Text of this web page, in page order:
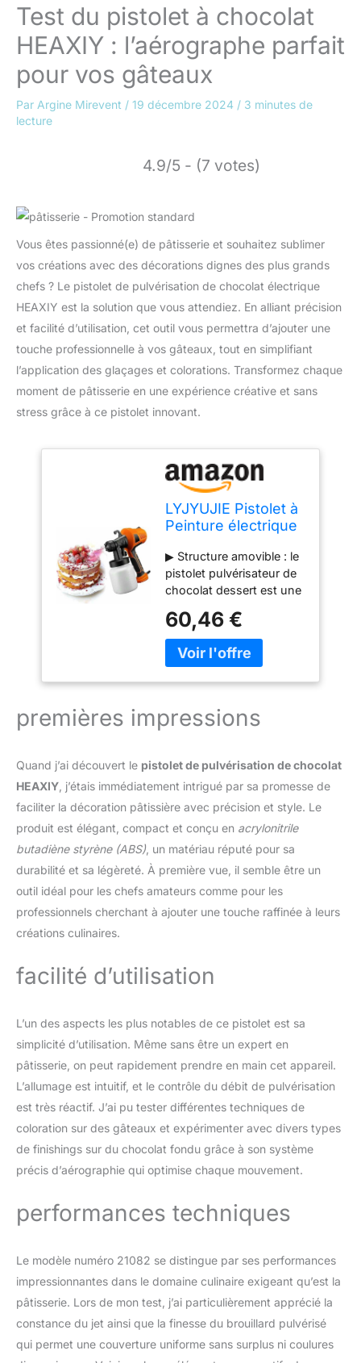
Test du pistolet à chocolat
HEAXIY : l’aérographe parfait
pour vos gâteaux
Par Argine Mirevent / 19 décembre 2024 / 3 minutes de
lecture
4.9/5 - (7 votes)
Vous êtes passionné(e) de pâtisserie et souhaitez sublimer
vos créations avec des décorations dignes des plus grands
chefs ? Le pistolet de pulvérisation de chocolat électrique
HEAXIY est la solution que vous attendiez. En alliant précision
et facilité d’utilisation, cet outil vous permettra d’ajouter une
touche professionnelle à vos gâteaux, tout en simplifiant
l’application des glaçages et colorations. Transformez chaque
moment de pâtisserie en une expérience créative et sans
stress grâce à ce pistolet innovant.
LYJYUJIE Pistolet à
Peinture électrique
de décoration de
gâteaux avec 3
Motifs, kit de
décoration
aérographe pour
pâtisserie, Peinture
Latex
Domestique~/
▶ Structure amovible : le
pistolet pulvérisateur de
chocolat dessert est une
à démonter et à nettoyer,
empêchant le colmatage
et assurant une
spray est déterminée par
la concentration du
liquide est fin, plus la
pulvérisation est
uniforme. ▶ Contrôle du
débit réglable : ce kit
comprend un bouton de
contrôle du débit réglable
de chocolat, garantissant
une pulvérisation
uniforme et économisant
sortes de travaux et de
besoins. ▶ Facile à
utiliser et à nettoyer :
pistolet pulvérisateur
amélioré, réglable sur 3
différents : horizontal,
vertical et circulaire,
principalement utilisé
pour la décoration en
créatifs, la décoration de
▶ Profitez du plaisir de la
pâtisserie : le kit de
pistolet pulvérisateur de
décoration de gâteaux
décorer des gâteaux, du
60,46 €
premières impressions
Quand j’ai découvert le pistolet de pulvérisation de chocolat
HEAXIY , j’étais immédiatement intrigué par sa promesse de
faciliter la décoration pâtissière avec précision et style. Le
produit est élégant, compact et conçu en acrylonitrile
butadiène styrène (ABS) , un matériau réputé pour sa
durabilité et sa légèreté. À première vue, il semble être un
outil idéal pour les chefs amateurs comme pour les
professionnels cherchant à ajouter une touche raffinée à leurs
créations culinaires.
facilité d’utilisation
L’un des aspects les plus notables de ce pistolet est sa
simplicité d’utilisation. Même sans être un expert en
pâtisserie, on peut rapidement prendre en main cet appareil.
L’allumage est intuitif, et le contrôle du débit de pulvérisation
est très réactif. J’ai pu tester différentes techniques de
coloration sur des gâteaux et expérimenter avec divers types
de finishings sur du chocolat fondu grâce à son système
précis d’aérographie qui optimise chaque mouvement.
performances techniques
Le modèle numéro 21082 se distingue par ses performances
impressionnantes dans le domaine culinaire exigeant qu’est la
pâtisserie. Lors de mon test, j’ai particulièrement apprécié la
constance du jet ainsi que la finesse du brouillard pulvérisé
qui permet une couverture uniforme sans surplus ni coulures